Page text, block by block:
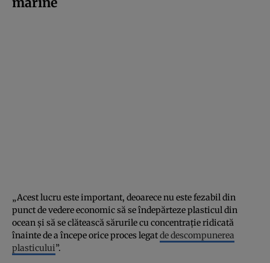
„Acest lucru este important, deoarece nu este fezabil din
punct de vedere economic să se îndepărteze plasticul din
ocean și să se clătească sărurile cu concentrație ridicată
înainte de a începe orice proces legatde descompunerea
plasticului”.